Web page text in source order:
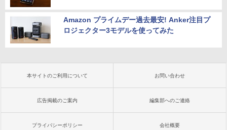
Amazon プライムデー過去最安! Anker注目プ
ロジェクター3モデルを使ってみた
本サイトのご利用について お問い合わせ
広告掲載のご案内 編集部へのご連絡
プライバシーポリシー 会社概要